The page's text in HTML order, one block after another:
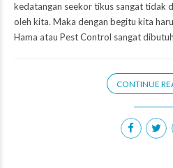
kedatangan seekor tikus sangat tidak
oleh kita. Maka dengan begitu kita
Hama atau Pest Control sangat
CONTINUE